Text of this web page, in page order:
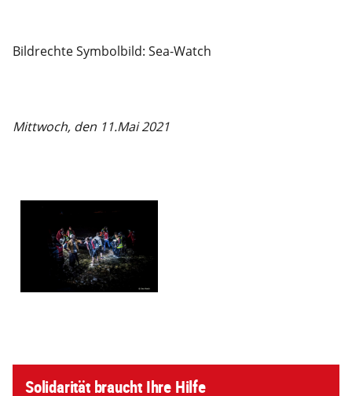
Bildrechte Symbolbild: Sea-Watch
Mittwoch, den 11.Mai 2021
Solidarität braucht Ihre Hilfe